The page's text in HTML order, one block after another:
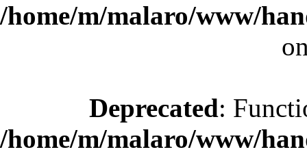
/home/m/malaro/www/
Deprecated:
/home/m/malaro/www/